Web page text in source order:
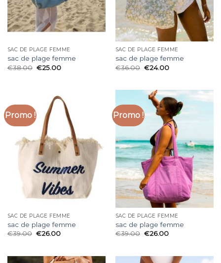
SAC DE PLAGE FEMME
sac de plage femme
€38.00 €25.00
SAC DE PLAGE FEMME
sac de plage femme
€36.00 €24.00
Promo !
SAC DE PLAGE FEMME
sac de plage femme
€39.00 €26.00
Promo !
SAC DE PLAGE FEMME
sac de plage femme
€39.00 €26.00